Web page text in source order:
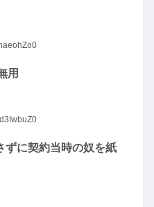
用
ずに契約当時の奴を紙